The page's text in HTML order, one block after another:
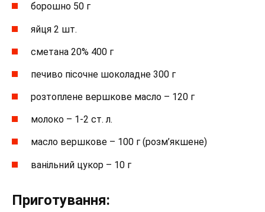
борошно 50 г
яйця 2 шт.
сметана 20% 400 г
печиво пісочне шоколадне 300 г
розтоплене вершкове масло – 120 г
молоко – 1-2 ст. л.
масло вершкове – 100 г (розм’якшене)
ванільний цукор – 10 г
Приготування: